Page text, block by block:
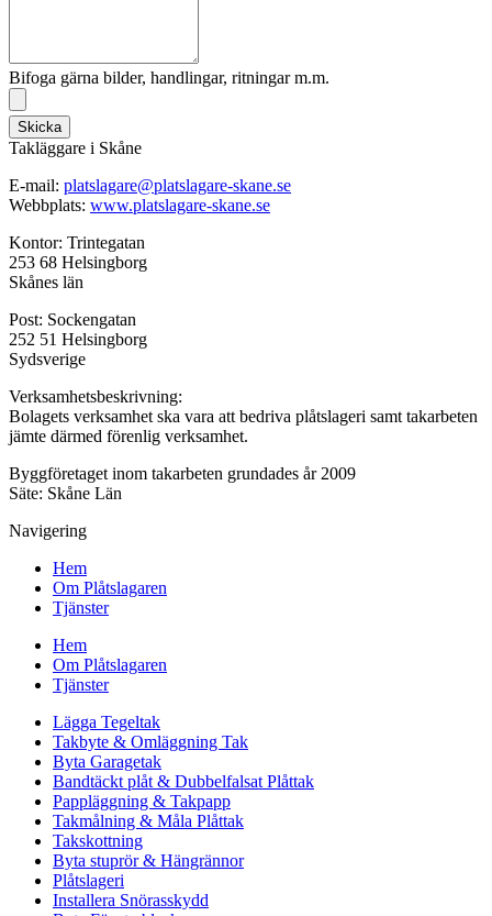
Bifoga gärna bilder, handlingar, ritningar m.m.
Skicka
Takläggare i Skåne
E-mail: platslagare@platslagare-skane.se
Webbplats: www.platslagare-skane.se
Kontor: Trintegatan
253 68 Helsingborg
Skånes län
Post: Sockengatan
252 51 Helsingborg
Sydsverige
Verksamhetsbeskrivning:
Bolagets verksamhet ska vara att bedriva plåtslageri samt takarbeten
jämte därmed förenlig verksamhet.
Byggföretaget inom takarbeten grundades år 2009
Säte: Skåne Län
Navigering
Hem
Om Plåtslagaren
Tjänster
Hem
Om Plåtslagaren
Tjänster
Lägga Tegeltak
Takbyte & Omläggning Tak
Byta Garagetak
Bandtäckt plåt & Dubbelfalsat Plåttak
Pappläggning & Takpapp
Takmålning & Måla Plåttak
Takskottning
Byta stuprör & Hängrännor
Plåtslageri
Installera Snörasskydd